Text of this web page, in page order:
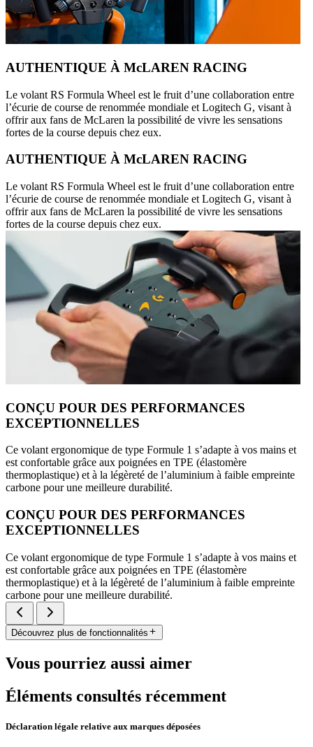
AUTHENTIQUE À McLAREN RACING
Le volant RS Formula Wheel est le fruit d’une collaboration entre
l’écurie de course de renommée mondiale et Logitech G, visant à
offrir aux fans de McLaren la possibilité de vivre les sensations
fortes de la course depuis chez eux.
AUTHENTIQUE À McLAREN RACING
Le volant RS Formula Wheel est le fruit d’une collaboration entre
l’écurie de course de renommée mondiale et Logitech G, visant à
offrir aux fans de McLaren la possibilité de vivre les sensations
fortes de la course depuis chez eux.
CONÇU POUR DES PERFORMANCES
EXCEPTIONNELLES
Ce volant ergonomique de type Formule 1 s’adapte à vos mains et
est confortable grâce aux poignées en TPE (élastomère
thermoplastique) et à la légèreté de l’aluminium à faible empreinte
carbone pour une meilleure durabilité.
CONÇU POUR DES PERFORMANCES
EXCEPTIONNELLES
Ce volant ergonomique de type Formule 1 s’adapte à vos mains et
est confortable grâce aux poignées en TPE (élastomère
thermoplastique) et à la légèreté de l’aluminium à faible empreinte
carbone pour une meilleure durabilité.
Découvrez plus de fonctionnalités
Vous pourriez aussi aimer
Éléments consultés récemment
Déclaration légale relative aux marques déposées